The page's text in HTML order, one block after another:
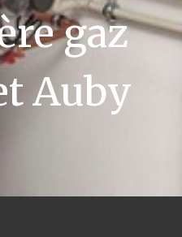
gaz
Auby